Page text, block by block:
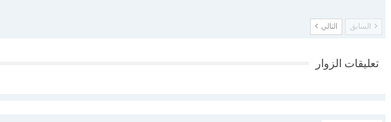
السابق التالي
تعليقات الزوار